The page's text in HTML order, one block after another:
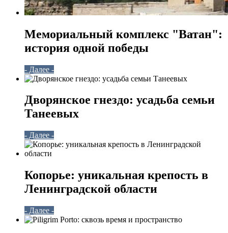
Мемориальный комплекс "Ватан":
история одной победы
- Далее -
Дворянское гнездо: усадьба семьи
Танеевых
- Далее -
Копорье: уникальная крепость в
Ленинградской области
- Далее -